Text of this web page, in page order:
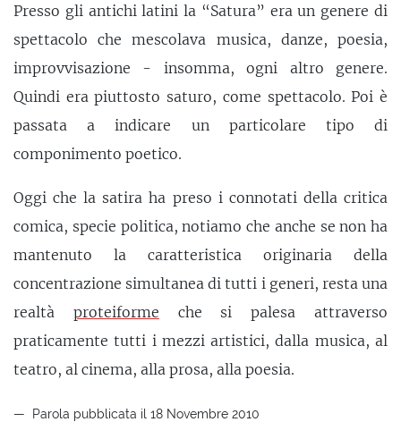
Presso gli antichi latini la “Satura” era un genere di
spettacolo che mescolava musica, danze, poesia,
improvvisazione - insomma, ogni altro genere.
Quindi era piuttosto saturo, come spettacolo. Poi è
passata a indicare un particolare tipo di
componimento poetico.
Oggi che la satira ha preso i connotati della critica
comica, specie politica, notiamo che anche se non ha
mantenuto la caratteristica originaria della
concentrazione simultanea di tutti i generi, resta una
realtà proteiforme che si palesa attraverso
praticamente tutti i mezzi artistici, dalla musica, al
teatro, al cinema, alla prosa, alla poesia.
Parola pubblicata il 18 Novembre 2010